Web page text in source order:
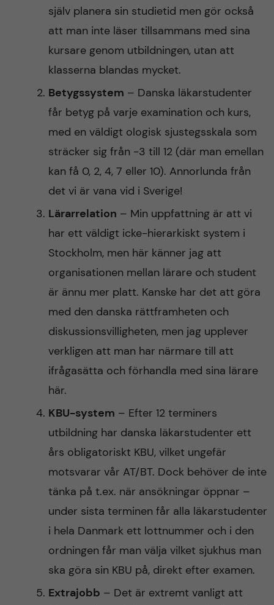
själv planera sin studietid men gör också
att man inte läser tillsammans med sina
kursare genom utbildningen, utan att
klasserna blandas mycket.
Betygssystem – Danska läkarstudenter
får betyg på varje examination och kurs,
med en väldigt ologisk sjustegsskala som
sträcker sig från -3 till 12 (där man emellan
kan få 0, 2, 4, 7 eller 10). Annorlunda från
det vi är vana vid i Sverige!
Lärarrelation – Min uppfattning är att vi
har ett väldigt icke-hierarkiskt system i
Stockholm, men här känner jag att
organisationen mellan lärare och student
är ännu mer platt. Kanske har det att göra
med den danska rättframheten och
diskussionsvilligheten, men jag upplever
verkligen att man har närmare till att
ifrågasätta och förhandla med sina lärare
här.
KBU-system – Efter 12 terminers
utbildning har danska läkarstudenter ett
års obligatoriskt KBU, vilket ungefär
motsvarar vår AT/BT. Dock behöver de inte
tänka på t.ex. när ansökningar öppnar –
under sista terminen får alla läkarstudenter
i hela Danmark ett lottnummer och i den
ordningen får man välja vilket sjukhus man
ska göra sin KBU på, direkt efter examen.
Extrajobb – Det är extremt vanligt att